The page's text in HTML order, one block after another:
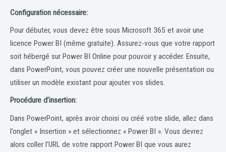
Configuration nécessaire:
Pour débuter, vous devez être sous Microsoft 365 et avoir une
licence Power BI (même gratuite). Assurez-vous que votre rapport
soit hébergé sur Power BI Online pour pouvoir y accéder. Ensuite,
dans PowerPoint, vous pouvez créer une nouvelle présentation ou
utiliser un modèle existant pour ajouter vos slides.
Procédure d’insertion:
Dans PowerPoint, après avoir choisi ou créé votre slide, allez dans
l’onglet « Insertion » et sélectionnez « Power BI ». Vous devrez
alors coller l’URL de votre rapport Power BI que vous aurez